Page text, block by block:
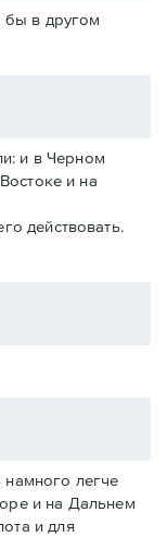
в другом
и в Черном
и на
действовать.
легче
и на Дальнем
и для